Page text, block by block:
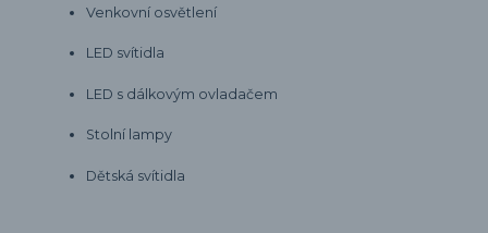
Venkovní osvětlení
LED svítidla
LED s dálkovým ovladačem
Stolní lampy
Dětská svítidla